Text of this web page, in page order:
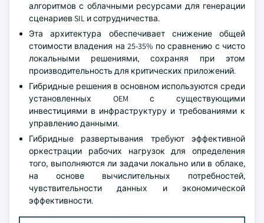
алгоритмов с облачными ресурсами для генерации
сценариев SIL и сотрудничества.
Эта архитектура обеспечивает снижение общей
стоимости владения на 25-35% по сравнению с чисто
локальными решениями, сохраняя при этом
производительность для критических приложений.
Гибридные решения в основном используются среди
установленных OEM с существующими
инвестициями в инфраструктуру и требованиями к
управлению данными.
Гибридные развертывания требуют эффективной
оркестрации рабочих нагрузок для определения
того, выполняются ли задачи локально или в облаке,
на основе вычислительных потребностей,
чувствительности данных и экономической
эффективности.